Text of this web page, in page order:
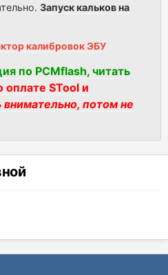
Запуск кальков на
калибровок ЭБУ
по PCMflash, читать
оплате STool и
внимательно, потом не